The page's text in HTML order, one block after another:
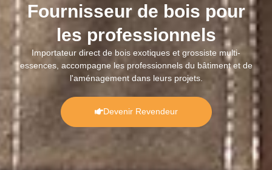
Fournisseur de bois pour
les professionnels
Importateur direct de bois exotiques et grossiste multi-
essences, accompagne les professionnels du bâtiment et de
l'aménagement dans leurs projets.
Devenir Revendeur